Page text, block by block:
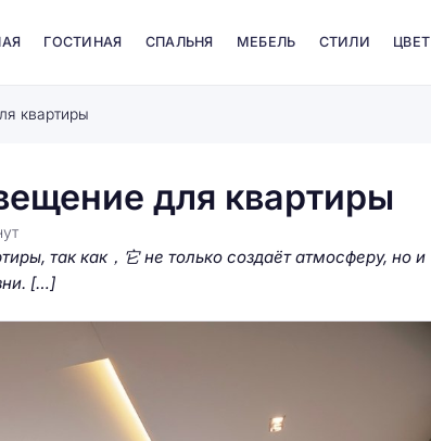
ГОСТИНАЯ СПАЛЬНЯ МЕБЕЛЬ СТИЛИ ЦВЕТ
квартиры
для квартиры
так как，它 не только создаёт атмосферу, но и
[…]